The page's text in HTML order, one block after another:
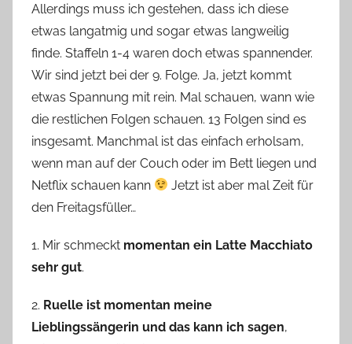
Allerdings muss ich gestehen, dass ich diese
etwas langatmig und sogar etwas langweilig
finde. Staffeln 1-4 waren doch etwas spannender.
Wir sind jetzt bei der 9. Folge. Ja, jetzt kommt
etwas Spannung mit rein. Mal schauen, wann wie
die restlichen Folgen schauen. 13 Folgen sind es
insgesamt. Manchmal ist das einfach erholsam,
wenn man auf der Couch oder im Bett liegen und
Netflix schauen kann
Jetzt ist aber mal Zeit für
den Freitagsfüller…
1. Mir schmeckt momentan ein Latte Macchiato
sehr gut.
2. Ruelle ist momentan meine
Lieblingssängerin und das kann ich sagen,